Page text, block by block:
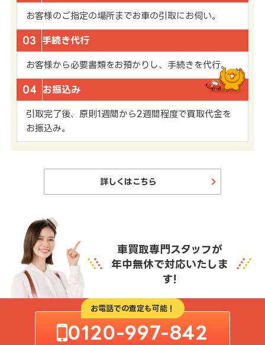
お客様のご指定の場所までお車の引取にお伺い。
03 手続き代行
お客様から必要書類をお預かりし、手続きを代行。
04 お振込み
引取完了後、原則1週間から2週間程度で買取代金を
お振込み。
詳しくはこちら
車買取専門スタッフが
年中無休で対応いたしま
す!
お電話での査定も可能！
0120-997-842